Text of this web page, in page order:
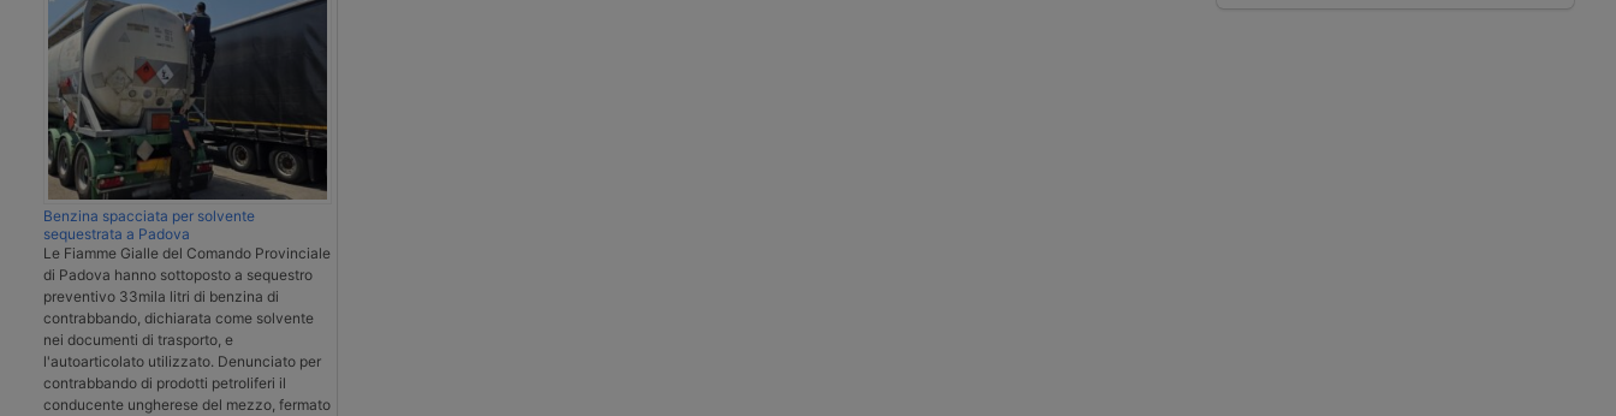
Benzina spacciata per solvente
sequestrata a Padova
Le Fiamme Gialle del Comando Provinciale
di Padova hanno sottoposto a sequestro
preventivo 33mila litri di benzina di
contrabbando, dichiarata come solvente
nei documenti di trasporto, e
l'autoarticolato utilizzato. Denunciato per
contrabbando di prodotti petroliferi il
conducente ungherese del mezzo, fermato